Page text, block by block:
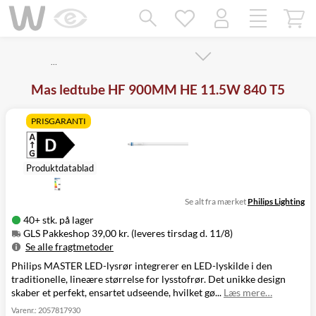
…
Mas ledtube HF 900MM HE 11.5W 840 T5
Produktdatablad
PRISGARANTI
40+ stk. på lager
GLS Pakkeshop 39,00 kr. (leveres tirsdag d. 11/8)
Se alle fragtmetoder
Metode
Pris
Leveres
GLS Pakkeshop
39,00 kr.
Tirsdag d. 11/8
GLS
Hjemmelevering
Se alt fra mærket Philips Lighting
Philips MASTER LED-lysrør integrerer en LED-lyskilde i den
traditionelle, lineære størrelse for lysstofrør. Det unikke design
skaber et perfekt, ensartet udseende, hvilket gø... Læs mere…
Varenr.: 2057817930
Mangler chatten?
Ret samtykke!